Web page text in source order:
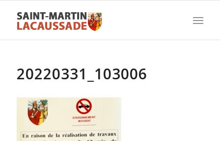
20220331_103006